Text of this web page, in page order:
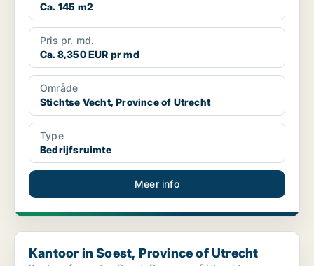
Ca. 145 m2
Pris pr. md.
Ca. 8,350 EUR pr md
Område
Stichtse Vecht, Province of Utrecht
Type
Bedrijfsruimte
Meer info
Kantoor in Soest, Province of Utrecht
Kantoor in Soest, Province of Utrecht